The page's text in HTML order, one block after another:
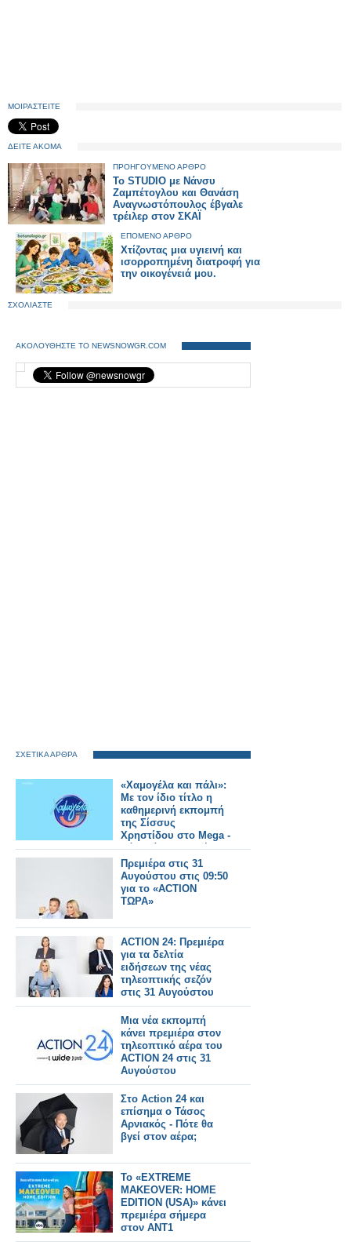
ΜΟΙΡΑΣΤΕΙΤΕ
ΔΕΙΤΕ ΑΚΟΜΑ
ΠΡΟΗΓΟΥΜΕΝΟ ΑΡΘΡΟ
Το STUDIO με Νάνσυ
Ζαμπέτογλου και Θανάση
Αναγνωστόπουλος έβγαλε
τρέιλερ στον ΣΚΑΪ
ΕΠΟΜΕΝΟ ΑΡΘΡΟ
Χτίζοντας μια υγιεινή και
ισορροπημένη διατροφή για
την οικογένειά μου.
ΣΧΟΛΙΑΣΤΕ
ΑΚΟΛΟΥΘΗΣΤΕ ΤΟ NEWSNOWGR.COM
ΣΧΕΤΙΚΑ ΑΡΘΡΑ
«Χαμογέλα και πάλι»:
Με τον ίδιο τίτλο η
καθημερινή εκπομπή
της Σίσσυς
Χρηστίδου στο Mega -
Πότε κάνει πρεμιέρα;
Πρεμιέρα στις 31
Αυγούστου στις 09:50
για το «ACTION
ΤΩΡΑ»
ACTION 24: Πρεμιέρα
για τα δελτία
ειδήσεων της νέας
τηλεοπτικής σεζόν
στις 31 Αυγούστου
Μια νέα εκπομπή
κάνει πρεμιέρα στον
τηλεοπτικό αέρα του
ACTION 24 στις 31
Αυγούστου
Στο Action 24 και
επίσημα ο Τάσος
Αρνιακός - Πότε θα
βγεί στον αέρα;
Το «EXTREME
MAKEOVER: HOME
EDITION (USA)» κάνει
πρεμιέρα σήμερα
στον ΑΝΤ1